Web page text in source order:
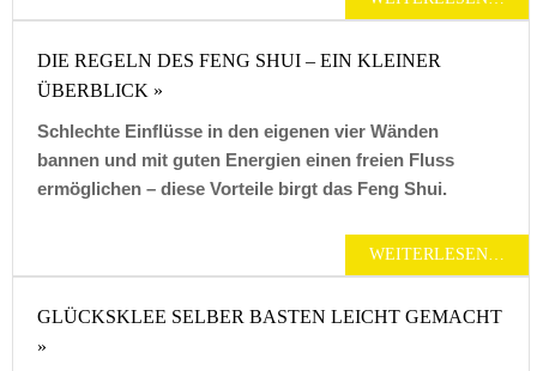
DIE REGELN DES FENG SHUI – EIN KLEINER
ÜBERBLICK »
Schlechte Einflüsse in den eigenen vier Wänden
bannen und mit guten Energien einen freien Fluss
ermöglichen – diese Vorteile birgt das Feng Shui.
WEITERLESEN…
GLÜCKSKLEE SELBER BASTEN LEICHT GEMACHT
»